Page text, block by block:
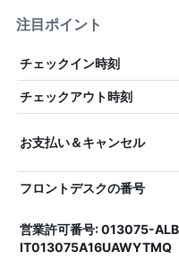
注目ポイント
チェックイン時刻
チェックアウト時刻
お支払い＆キャンセル
フロントデスクの番号
営業許可番号: 013075-
IT013075A16UAWYTMQ